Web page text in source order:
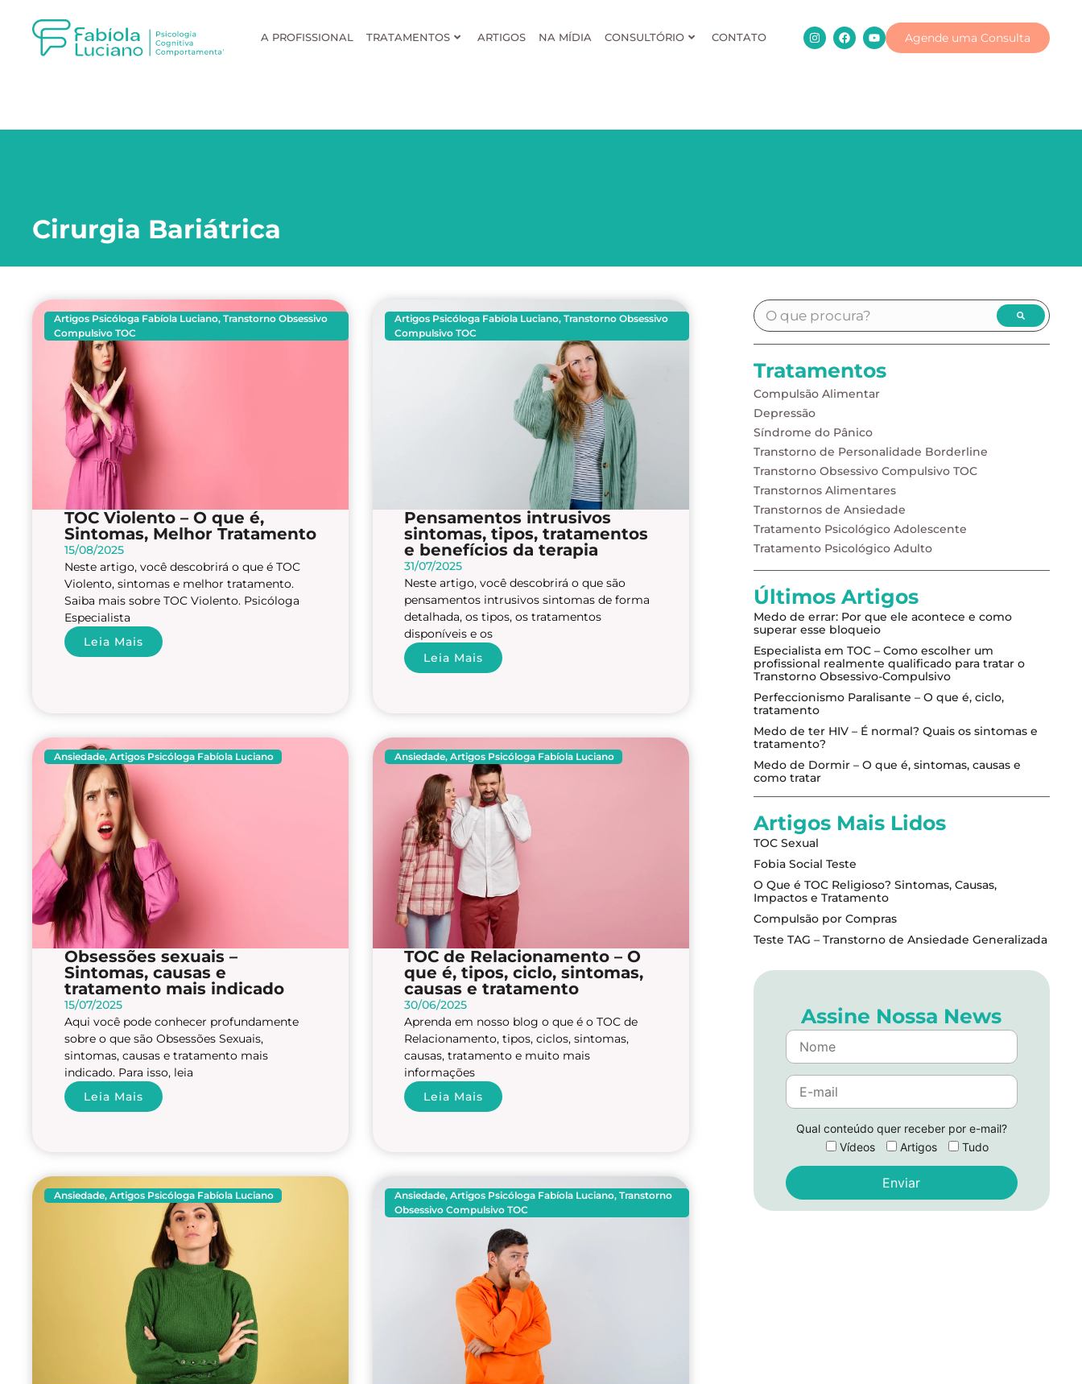
A PROFISSIONAL TRATAMENTOS ARTIGOS NA MÍDIA CONSULTÓRIO CONTATO Agende uma Consulta
Cirurgia Bariátrica
Artigos Psicóloga Fabíola Luciano,Transtorno Obsessivo
Compulsivo TOC
TOC Violento – O que é,
Sintomas, Melhor Tratamento
15/08/2025
Neste artigo, você descobrirá o que é TOC
Violento, sintomas e melhor tratamento.
Saiba mais sobre TOC Violento. Psicóloga
Especialista
Leia Mais
Artigos Psicóloga Fabíola Luciano, Transtorno Obsessivo
Compulsivo TOC
Pensamentos intrusivos
sintomas, tipos, tratamentos
e benefícios da terapia
31/07/2025
Neste artigo, você descobrirá o que são
pensamentos intrusivos sintomas de forma
detalhada, os tipos, os tratamentos
disponíveis e os
Leia Mais
Ansiedade,Artigos Psicóloga Fabíola Luciano
Obsessões sexuais –
Sintomas, causas e
tratamento mais indicado
15/07/2025
Aqui você pode conhecer profundamente
sobre o que são Obsessões Sexuais,
sintomas, causas e tratamento mais
indicado. Para isso, leia
Leia Mais
Ansiedade, Artigos Psicóloga Fabíola Luciano
TOC de Relacionamento – O
que é, tipos, ciclo, sintomas,
causas e tratamento
30/06/2025
Aprenda em nosso blog o que é o TOC de
Relacionamento, tipos, ciclos, sintomas,
causas, tratamento e muito mais
informações
Leia Mais
Ansiedade,Artigos Psicóloga Fabíola Luciano Ansiedade, Artigos Psicóloga Fabíola Luciano, Transtorno
Obsessivo Compulsivo TOC
Tratamentos
Compulsão Alimentar
Depressão
Síndrome do Pânico
Transtorno de Personalidade Borderline
Transtorno Obsessivo Compulsivo TOC
Transtornos Alimentares
Transtornos de Ansiedade
Tratamento Psicológico Adolescente
Tratamento Psicológico Adulto
Últimos Artigos
Medo de errar: Por que ele acontece e como
superar esse bloqueio
Especialista em TOC – Como escolher um
profissional realmente qualificado para tratar o
Transtorno Obsessivo-Compulsivo
Perfeccionismo Paralisante – O que é, ciclo,
tratamento
Medo de ter HIV – É normal? Quais os sintomas e
tratamento?
Medo de Dormir – O que é, sintomas, causas e
como tratar
Artigos Mais Lidos
TOC Sexual
Fobia Social Teste
O Que é TOC Religioso? Sintomas, Causas,
Impactos e Tratamento
Compulsão por Compras
Teste TAG – Transtorno de Ansiedade Generalizada
Assine Nossa News
Qual conteúdo quer receber por e-mail?
Vídeos
Artigos Tudo